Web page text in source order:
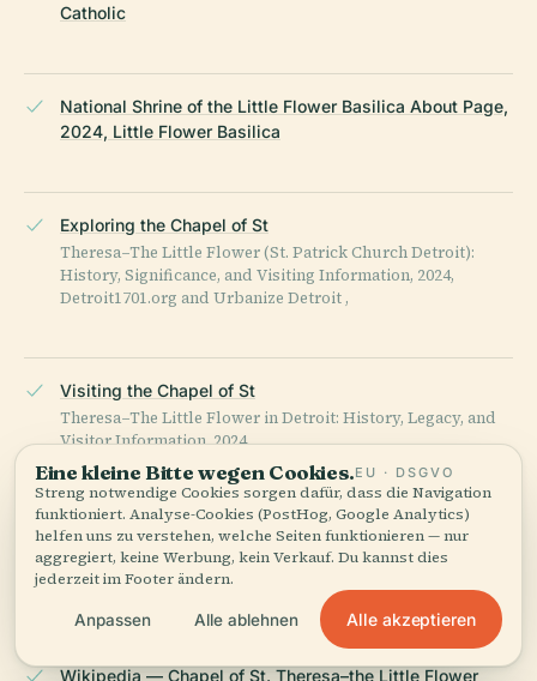
Catholic
National Shrine of the Little Flower Basilica About Page,
2024, Little Flower Basilica
Exploring the Chapel of St
Theresa–The Little Flower (St. Patrick Church Detroit):
History, Significance, and Visiting Information, 2024,
Detroit1701.org and Urbanize Detroit ,
Visiting the Chapel of St
Theresa–The Little Flower in Detroit: History, Legacy, and
Visitor Information, 2024
Visiting the Chapel of St
Theresa-The Little Flower Detroit: Hours, Pilgrimage Sites
& Jubilee 2025 Guide, 2025, Archdiocese of Detroit , ,
Wikipedia — Chapel of St. Theresa–the Little Flower
Eine kleine Bitte wegen Cookies.EU · DSGVO
Streng notwendige Cookies sorgen dafür, dass die Navigation
funktioniert. Analyse-Cookies (PostHog, Google Analytics)
helfen uns zu verstehen, welche Seiten funktionieren — nur
aggregiert, keine Werbung, kein Verkauf. Du kannst dies
jederzeit im Footer ändern.
Anpassen Alle ablehnen Alle akzeptieren